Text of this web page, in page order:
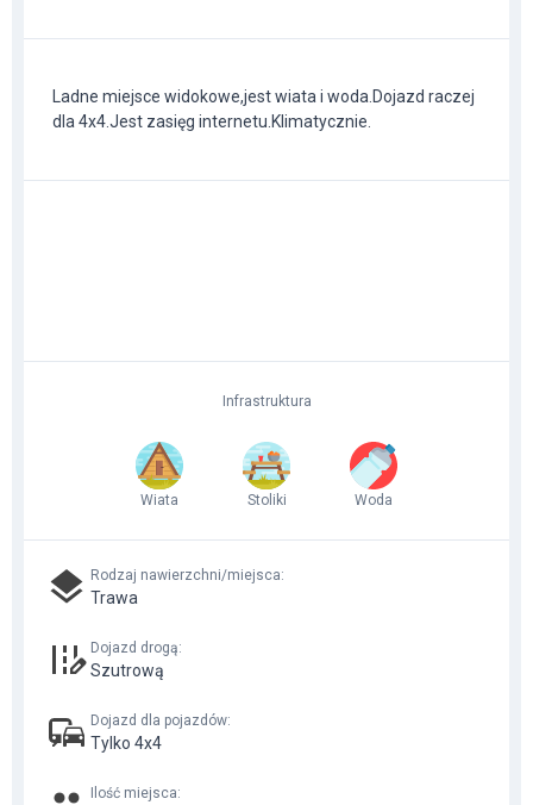
Ladne miejsce widokowe,jest wiata i woda.Dojazd raczej
dla 4x4.Jest zasięg internetu.Klimatycznie.
Infrastruktura
Wiata Stoliki Woda
Rodzaj nawierzchni/miejsca:
Trawa
Dojazd drogą:
Szutrową
Dojazd dla pojazdów:
Tylko 4x4
Ilość miejsca: